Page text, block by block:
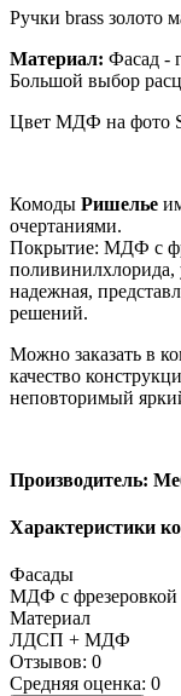
Ручки brass золото
Материал: Фасад -
Большой выбор
Цвет МДФ на фото
Комоды Ришелье
очертаниями.
Покрытие: МДФ с
поливинилхлорида,
надежная,
решений.
Можно заказать в
качество
неповторимый
Производитель:
Характеристики
Фасады
МДФ с фрезеровкой
Материал
ЛДСП + МДФ
Отзывов: 0
Средняя оценка: 0